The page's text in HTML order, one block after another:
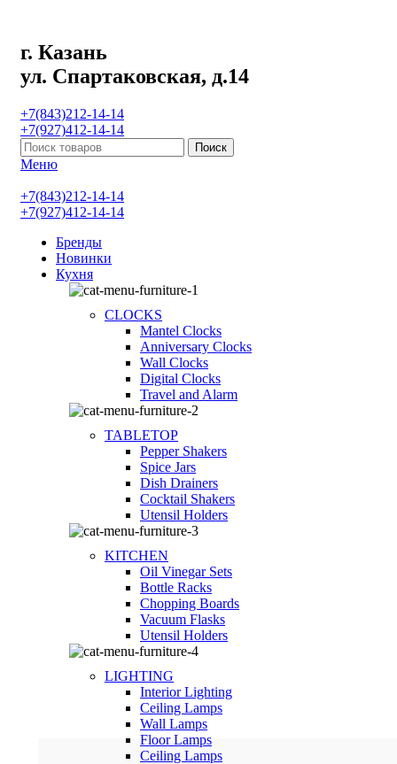
г. Казань
ул. Спартаковская, д.14
+7(843)212-14-14
+7(927)412-14-14
Поиск
Меню
+7(843)212-14-14
+7(927)412-14-14
Бренды
Новинки
Кухня
CLOCKS
Mantel Clocks
Anniversary Clocks
Wall Clocks
Digital Clocks
Travel and Alarm
TABLETOP
Pepper Shakers
Spice Jars
Dish Drainers
Сocktail Shakers
Utensil Holders
KITCHEN
Oil Vinegar Sets
Bottle Racks
Chopping Boards
Vacuum Flasks
Utensil Holders
LIGHTING
Interior Lighting
Ceiling Lamps
Wall Lamps
Floor Lamps
Ceiling Lamps